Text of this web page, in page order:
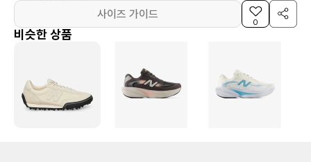
사이즈 가이드
0
비슷한 상품